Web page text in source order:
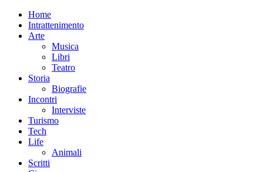
Home
Intrattenimento
Arte
Musica
Libri
Teatro
Storia
Biografie
Incontri
Interviste
Turismo
Tech
Life
Animali
Scritti